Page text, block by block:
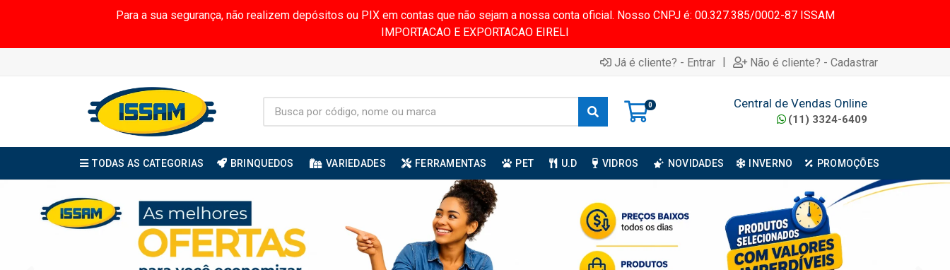
Para a sua segurança, não realizem depósitos ou PIX em contas que não sejam a nossa conta oficial. Nosso CNPJ é: 00.327.385/0002-87 ISSAM
IMPORTACAO E EXPORTACAO EIRELI
Já é cliente? - Entrar | Não é cliente? - Cadastrar
0 Central de Vendas Online
(11) 3324-6409
TODAS AS CATEGORIAS BRINQUEDOS VARIEDADES FERRAMENTAS PET U.D VIDROS NOVIDADES INVERNO PROMOÇÕES